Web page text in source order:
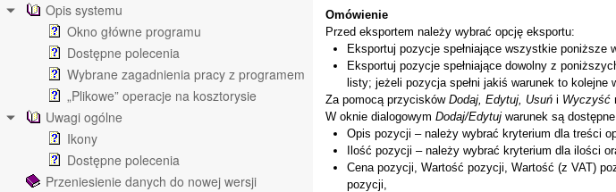
Opis systemu
Okno główne programu
Dostępne polecenia
Wybrane zagadnienia pracy z programem
„Plikowe” operacje na kosztorysie
Uwagi ogólne
Ikony
Dostępne polecenia
Przeniesienie danych do nowej wersji
Omówienie
Przed eksportem należy wybrać opcję eksportu:
Eksportuj pozycje spełniające wszystkie
Eksportuj pozycje spełniające dowolny z
listy; jeżeli pozycja spełni jakiś warunek to
Za pomocą przycisków Dodaj, Edytuj, Usuń i Wyczyść
W oknie dialogowym Dodaj/Edytuj warunek są
Opis pozycji – należy wybrać kryterium dla treści
Ilość pozycji – należy wybrać kryterium dla ilości
Cena pozycji, Wartość pozycji, Wartość (z VAT)
pozycji,